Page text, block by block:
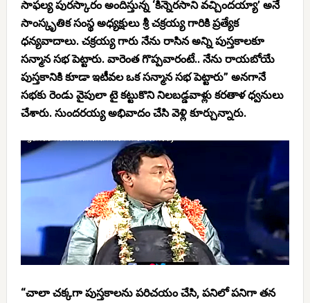
సాఫల్య పురస్కారం అందిస్తున్న ‘కిన్నెరసాని వచ్చిందయ్యా’ అనే
సాంస్కృతిక సంస్థ అధ్యక్షులు శ్రీ చక్రయ్య గారికి ప్రత్యేక
ధన్యవాదాలు. చక్రయ్య గారు నేను రాసిన అన్ని పుస్తకాలకూ
సన్మాన సభ పెట్టారు. వారెంత గొప్పవారంటే.. నేను రాయబోయే
పుస్తకానికి కూడా ఇటీవల ఒక సన్మాన సభ పెట్టారు” అనగానే
సభకు రెండు వైపులా టై కట్టుకొని నిలబడ్డవాళ్లు కరతాళ ధ్వనులు
చేశారు. సుందరయ్య అభివాదం చేసి వెళ్లి కూర్చున్నారు.
“చాలా చక్కగా పుస్తకాలను పరిచయం చేసి, పనిలో పనిగా తన